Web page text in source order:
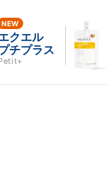
クエル
チプラス